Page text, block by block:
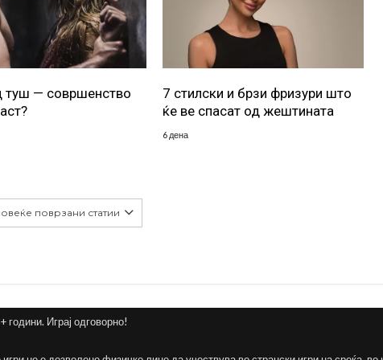
туш — совршенство
7 стилски и брзи фризури што
ќе ве спасат од жештината
6 дена
поврзани статии
години. Играј одговорно!